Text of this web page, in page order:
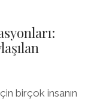
birçok insanın